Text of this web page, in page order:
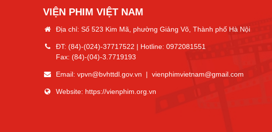
VIỆN PHIM VIỆT NAM
Địa chỉ: Số 523 Kim Mã, phường Giảng Võ, Thành phố Hà Nội
ĐT: (84)-(024)-37717522 | Hotline: 0972081551
Fax: (84)-(04)-3.7719193
Email: vpvn@bvhttdl.gov.vn | vienphimvietnam@gmail.com
Website: https://vienphim.org.vn